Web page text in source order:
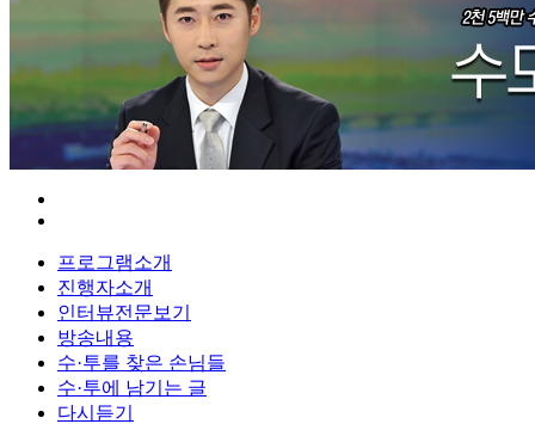
프로그램소개
진행자소개
인터뷰전문보기
방송내용
수·투를 찾은 손님들
수·투에 남기는 글
다시듣기